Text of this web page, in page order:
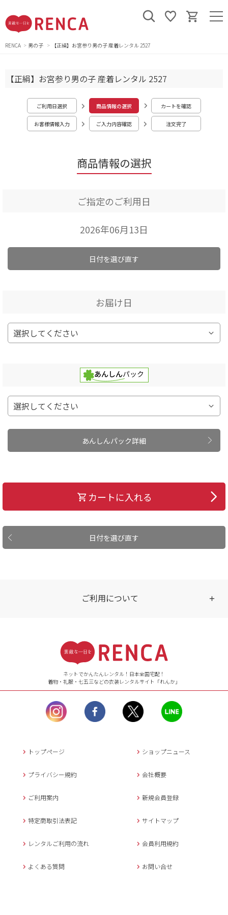
RENCA 男の子 【正絹】お宮参り男の子 産着レンタル 2527
商品情報の選択
【正絹】お宮参り男の子 産着レンタル 2527
ご利用日選択 商品情報の選択 カートを確認
お客様情報入力 ご入力内容確認 注文完了
ご指定のご利用日
2026年06月13日
日付を選び直す
お届け日
あんしんパック詳細
日付を選び直す
カートに入れる
ご利用について
【ご注文（インターネット）】
24時間年中無休
【お問い合わせ窓口（メー
ル）】10:00~17:00
土曜日、日曜日、臨
時休業日を除く。
営業時間外にいただ
返信させていただきま
年末年始、大型連休
メールでのお問い合わせ
ネットでかんたんレンタル！日本全国宅配！
着物・礼服・七五三などの衣装レンタルサイト「れんか」
トップページ ショップニュース
プライバシー規約 会社概要
ご利用案内 新規会員登録
特定商取引法表記 サイトマップ
レンタルご利用の流れ 会員利用規約
よくある質問 お問い合せ